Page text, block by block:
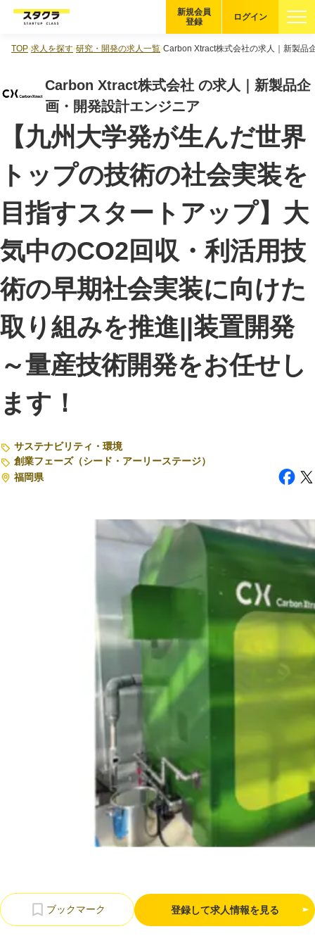
企業を探す
適性診断 無料・5分
スタクラが選ばれる理由
スタートアップ厳選の仕組み
紹介する企業について
登録者の転職・副業実績
Startup Magazine
イベント・セミナー
特集記事
転職
大学発スタートアップ
お問い合わせ
法人向け資料ダウンロード
採用情報 会社概要
採用検討企業様へ
ログイン
新規会員
登録
TOP 求人を探す 研究・開発の求人一覧 Carbon Xtract株式会社の求人｜新製品
Carbon Xtract株式会社 の求人｜新製品企
画・開発設計エンジニア
【九州大学発が生んだ世界
トップの技術の社会実装を
目指すスタートアップ】大
気中のCO2回収・利活用技
術の早期社会実装に向けた
取り組みを推進||装置開発
～量産技術開発をお任せし
ます！
サステナビリティ・環境
創業フェーズ（シード・アーリーステージ）
福岡県
登録して求人情報を見る